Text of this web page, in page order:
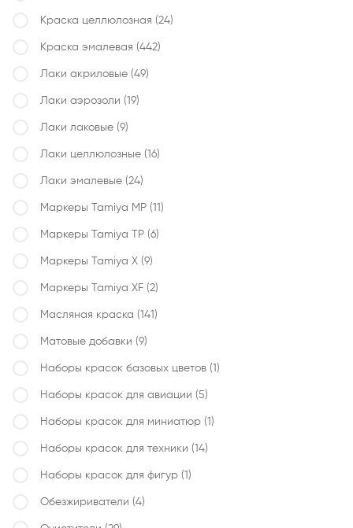
Краска целлюлозная (24)
Краска эмалевая (442)
Лаки акриловые (49)
Лаки аэрозоли (19)
Лаки лаковые (9)
Лаки целлюлозные (16)
Лаки эмалевые (24)
Маркеры Tamiya MP (11)
Маркеры Tamiya TP (6)
Маркеры Tamiya X (9)
Маркеры Tamiya XF (2)
Масляная краска (141)
Матовые добавки (9)
Наборы красок базовых цветов (1)
Наборы красок для авиации (5)
Наборы красок для миниатюр (1)
Наборы красок для техники (14)
Наборы красок для фигур (1)
Обезжириватели (4)